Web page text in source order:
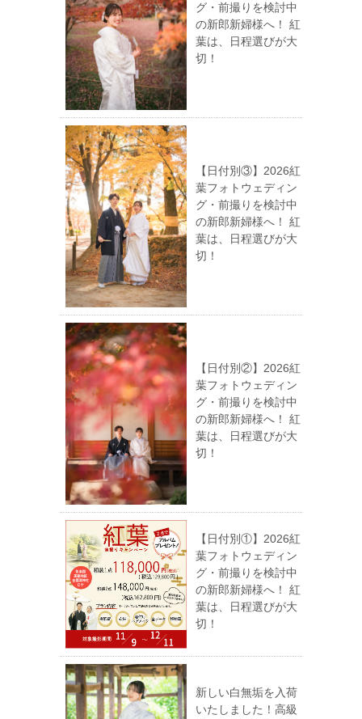
グ・前撮りを検討中
の新郎新婦様へ！ 紅
葉は、日程選びが大
切！
【日付別③】2026紅
葉フォトウェディン
グ・前撮りを検討中
の新郎新婦様へ！ 紅
葉は、日程選びが大
切！
【日付別②】2026紅
葉フォトウェディン
グ・前撮りを検討中
の新郎新婦様へ！ 紅
葉は、日程選びが大
切！
【日付別①】2026紅
葉フォトウェディン
グ・前撮りを検討中
の新郎新婦様へ！ 紅
葉は、日程選びが大
切！
新しい白無垢を入荷
いたしました！高級